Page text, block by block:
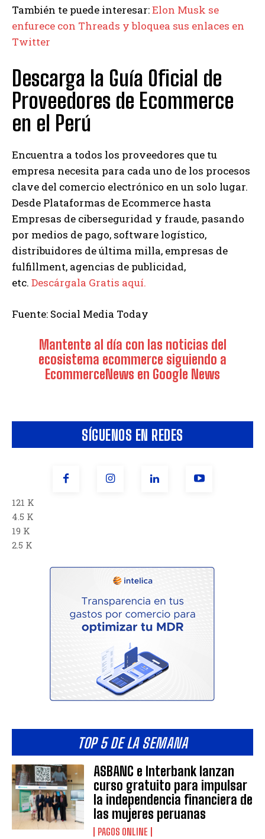
SÍGUENOS EN REDES
121 K
4.5 K
19 K
2.5 K
TOP 5 DE LA SEMANA
ASBANC e Interbank lanzan
curso gratuito para impulsar
la independencia financiera de
las mujeres peruanas
PAGOS ONLINE
También te puede interesar:Elon Musk se
enfurece con Threads y bloquea sus enlaces en
Twitter
Descarga la Guía Oficial de
Proveedores de Ecommerce
en el Perú
Encuentra a todos los proveedores que tu
empresa necesita para cada uno de los procesos
clave del comercio electrónico en un solo lugar.
Desde Plataformas de Ecommerce hasta
Empresas de ciberseguridad y fraude, pasando
por medios de pago, software logístico,
distribuidores de última milla, empresas de
fulfillment, agencias de publicidad,
etc. Descárgala Gratis aquí.
Fuente: Social Media Today
Mantente al día con las noticias del
ecosistema ecommerce siguiendo a
EcommerceNews en Google News